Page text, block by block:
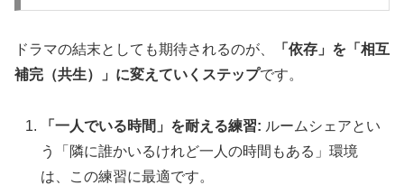
ドラマの結末としても期待されるのが、
「依存」を「相互
補完（共生）」に変えていくステップです。
「一人でいる時間」を耐える練習: ルームシェアとい
う「隣に誰かいるけれど一人の時間もある」環境
は、この練習に最適です。